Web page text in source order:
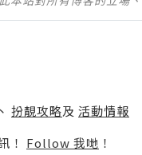
扮靚攻略及 活動情報
！ Follow 我哋 ！